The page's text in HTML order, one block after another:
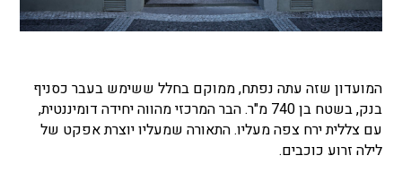
המועדון שזה עתה נפתח, ממוקם בחלל ששימש בעבר כסניף
בנק, בשטח בן 740 מ"ר. הבר המרכזי מהווה יחידה דומיננטית,
עם צללית ירח צפה מעליו. התאורה שמעליו יוצרת אפקט של
לילה זרוע כוכבים.